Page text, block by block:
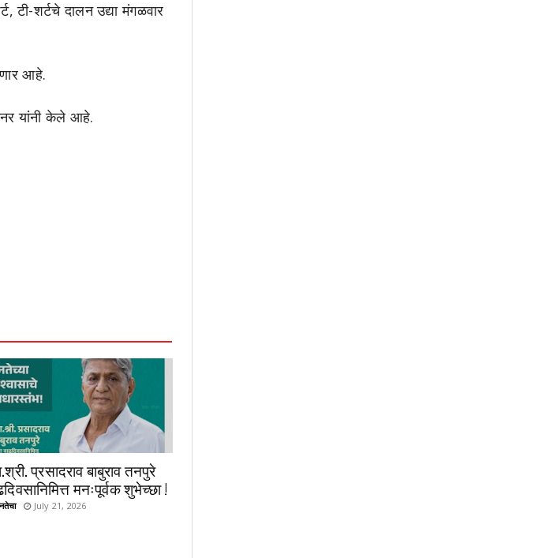
शर्टचे दालन उद्या मंगळवार
आहे.
यांनी केले आहे.
प्रसादराव बाबुराव तनपुरे
मनःपूर्वक शुभेच्छा !
July 21, 2026